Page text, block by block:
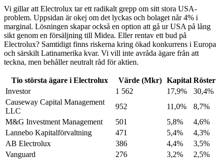
Vi gillar att Electrolux tar ett radikalt grepp om sitt stora USA-
problem. Uppsidan är okej om det lyckas och bolaget når 4% i
marginal. Lösningen skapar också en option att gå ur USA på lång
sikt genom en försäljning till Midea. Eller rentav ett bud på
Electrolux? Samtidigt finns riskerna kring ökad konkurrens i Europa
och särskilt Latinamerika kvar. Vi vill inte avråda ägare från att
teckna, men behåller neutralt råd för aktien.
Tio största ägare i Electrolux Värde (Mkr) Kapital Röster
Investor
1 562 17,9%
30,4%
Causeway Capital Management
LLC
952 11,0%
8,7%
M&G Investment Management
501 5,8%
4,6%
Lannebo Kapitalförvaltning
471 5,4%
4,3%
AB Electrolux
386 4,4%
3,5%
Vanguard
276 3,2%
2,5%